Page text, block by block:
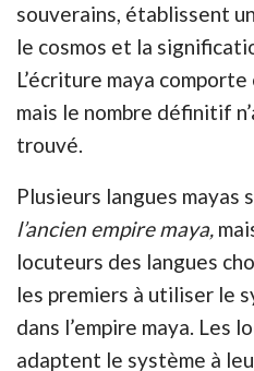
souverains, établissent
le cosmos et la
L’écriture maya
mais le nombre définitif
trouvé.
Plusieurs langues mayas
l’ancien empire maya,
locuteurs des langues
les premiers à utiliser le
dans l’empire maya. Les
adaptent le système à